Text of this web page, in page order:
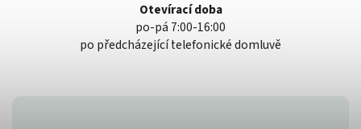
Otevírací doba
po-pá 7:00-16:00
po předcházející telefonické domluvě